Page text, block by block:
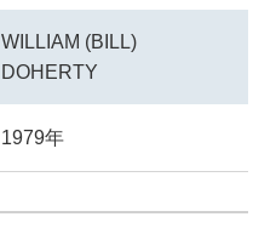
WILLIAM (BILL)
DOHERTY
1979年